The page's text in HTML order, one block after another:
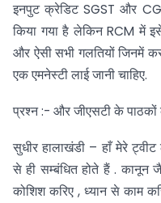
इनपुट क्रेडिट SGST और
किया गया है लेकिन RCM में
और ऐसी सभी गलतियों जिनमें
एक एमनेस्टी लाई जानी चाहिए.
प्रश्न :- और जीएसटी के
सुधीर हालाखंडी – हाँ मेरे
से ही सम्बंधित होते हैं . कानून
कोशिश करिए , ध्यान से काम